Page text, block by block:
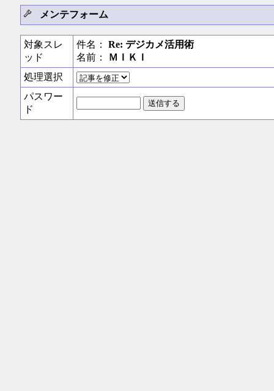
メンテフォーム
対象スレ
ッド
件名： Re: デジカメ活用術
名前：
ＭＩＫＩ
処理選択
パスワー
ド